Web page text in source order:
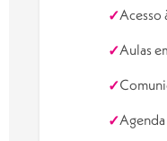
✓Acesso
✓Aulas
✓
✓